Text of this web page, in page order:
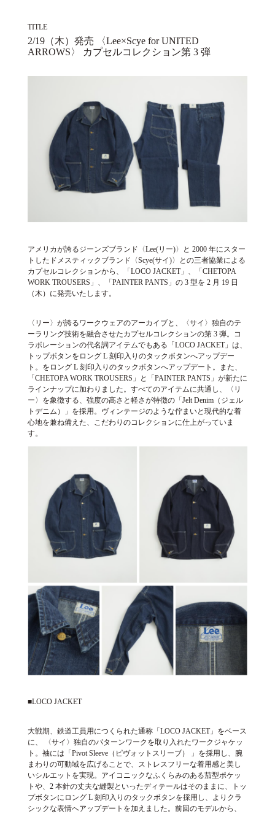
TITLE
2/19（木）発売 〈Lee×Scye for UNITED
ARROWS〉 カプセルコレクション第 3 弾
アメリカが誇るジーンズブランド〈Lee(リー)〉と 2000 年にスター
トしたドメスティックブランド〈Scye(サイ)〉との三者協業による
カプセルコレクションから、「LOCO JACKET」、「CHETOPA
WORK TROUSERS」、「PAINTER PANTS」の 3 型を 2 月 19 日
（木）に発売いたします。
〈リー〉が誇るワークウェアのアーカイブと、〈サイ〉独自のテ
ーラリング技術を融合させたカプセルコレクションの第 3 弾。コ
ラボレーションの代名詞アイテムでもある「LOCO JACKET」は、
トップボタンをロング L 刻印入りのタックボタンへアップデー
ト。をロング L 刻印入りのタックボタンへアップデート。また、
「CHETOPA WORK TROUSERS」と「PAINTER PANTS」が新たに
ラインナップに加わりました。すべてのアイテムに共通し、〈リ
ー〉を象徴する、強度の高さと軽さが特徴の「Jelt Denim（ジェル
トデニム）」を採用。ヴィンテージのような佇まいと現代的な着
心地を兼ね備えた、こだわりのコレクションに仕上がっていま
す。
■LOCO JACKET
大戦期、鉄道工員用につくられた通称「LOCO JACKET」をベース
に、 〈サイ〉独自のパターンワークを取り入れたワークジャケッ
ト。袖には「Pivot Sleeve（ピヴォットスリーブ） 」を採用し、腕
まわりの可動域を広げることで、ストレスフリーな着用感と美し
いシルエットを実現。アイコニックなふくらみのある茄型ポケッ
トや、2 本針の丈夫な縫製といったディテールはそのままに、トッ
プボタンにロング L 刻印入りのタックボタンを採用し、よりクラ
シックな表情へアップデートを加えました。前回のモデルから、